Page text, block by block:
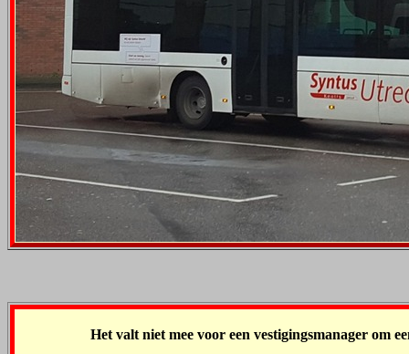
Het valt niet mee voor een vestigingsmanager om